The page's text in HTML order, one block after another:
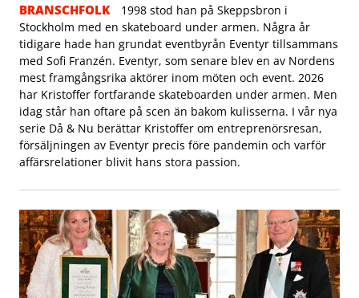
BRANSCHFOLK
1998 stod han på Skeppsbron i
Stockholm med en skateboard under armen. Några år
tidigare hade han grundat eventbyrån Eventyr tillsammans
med Sofi Franzén. Eventyr, som senare blev en av Nordens
mest framgångsrika aktörer inom möten och event. 2026
har Kristoffer fortfarande skateboarden under armen. Men
idag står han oftare på scen än bakom kulisserna. I vår nya
serie Då & Nu berättar Kristoffer om entreprenörsresan,
försäljningen av Eventyr precis före pandemin och varför
affärsrelationer blivit hans stora passion.